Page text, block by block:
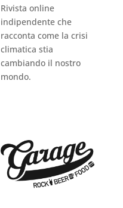
Rivista online
indipendente che
racconta come la crisi
climatica stia
cambiando il nostro
mondo.